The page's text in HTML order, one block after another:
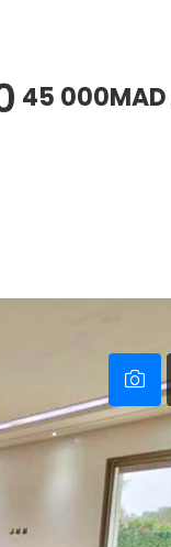
45 000MAD